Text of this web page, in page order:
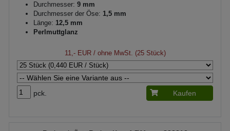
Durchmesser: 9 mm
Durchmesser der Öse: 1,5 mm
Länge: 12,5 mm
Perlmuttglanz
11,- EUR/ ohne MwSt. (25 Stück)
pck. Kaufen